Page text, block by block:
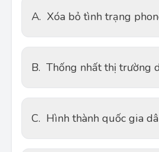
A. Xóa bỏ tình trạng
B. Thống nhất thị trường
C. Hình thành quốc gia